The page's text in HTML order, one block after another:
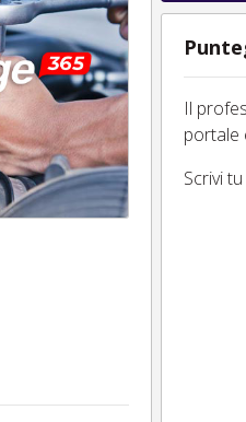
Il
portale
Scrivi